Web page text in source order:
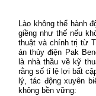
Lào không thể hành
giềng như thế nếu
thuật và chính trị từ
án thủy điện Pak
là nhà thầu về kỹ
rằng số tỉ lệ lợi bất
lý, tác động xuyên
không bền vững: